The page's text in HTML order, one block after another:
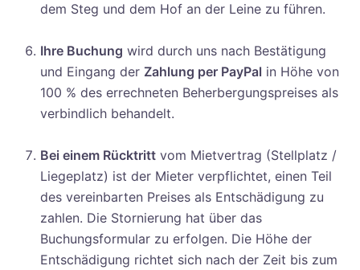
dem Steg und dem Hof an der Leine zu führen.
Ihre Buchung wird durch uns nach Bestätigung
und Eingang der Zahlung per PayPal in Höhe von
100 % des errechneten Beherbergungspreises als
verbindlich behandelt.
Bei einem Rücktritt vom Mietvertrag (Stellplatz /
Liegeplatz) ist der Mieter verpflichtet, einen Teil
des vereinbarten Preises als Entschädigung zu
zahlen. Die Stornierung hat über das
Buchungsformular zu erfolgen. Die Höhe der
Entschädigung richtet sich nach der Zeit bis zum